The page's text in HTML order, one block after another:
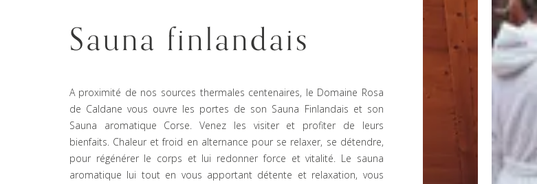
Sauna finlandais
A proximité de nos sources thermales centenaires, le Domaine Rosa
de Caldane vous ouvre les portes de son Sauna Finlandais et son
Sauna aromatique Corse. Venez les visiter et profiter de leurs
bienfaits. Chaleur et froid en alternance pour se relaxer, se détendre,
pour régénérer le corps et lui redonner force et vitalité. Le sauna
aromatique lui tout en vous apportant détente et relaxation, vous